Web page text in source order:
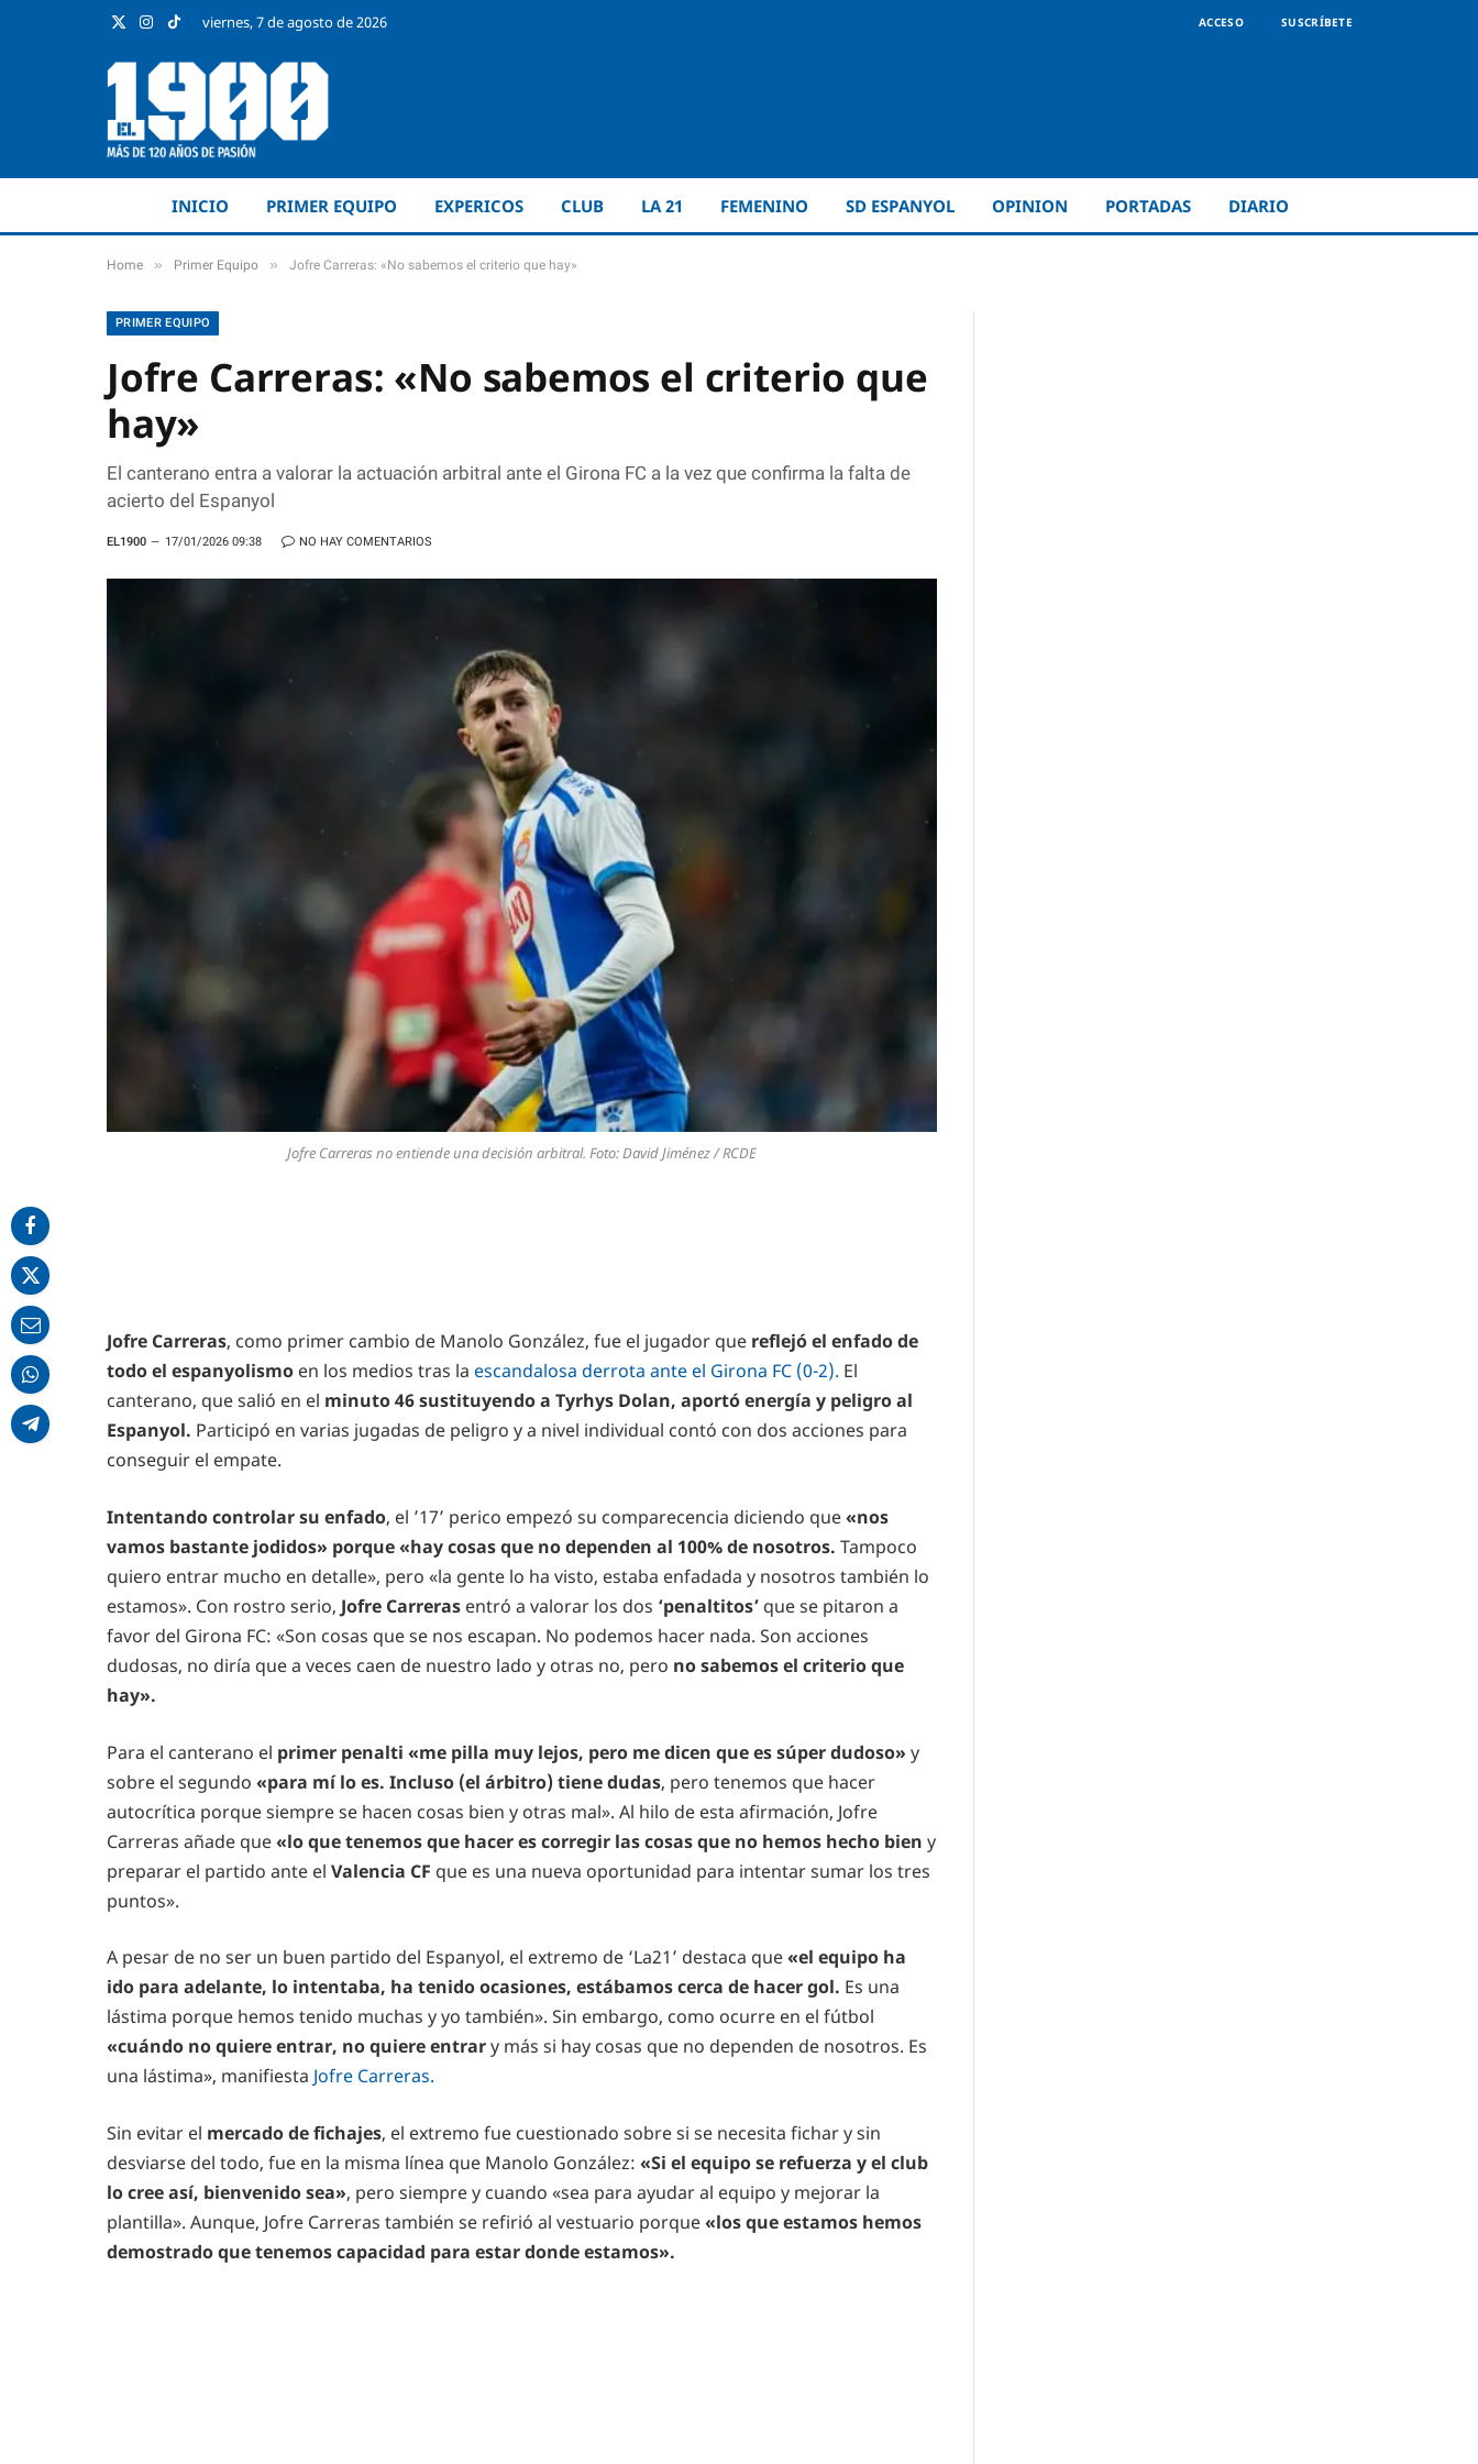
X
Instagram
TikTokviernes, 7 de agosto de 2026 ACCESO SUSCRÍBETE
INICIO PRIMER EQUIPO EXPERICOS CLUB LA 21 FEMENINO SD ESPANYOL OPINION PORTADAS DIARIO
Home » Primer Equipo » Jofre Carreras: «No sabemos el criterio que hay»
PRIMER EQUIPO
Jofre Carreras: «No sabemos el criterio que
hay»
El canterano entra a valorar la actuación arbitral ante el Girona FC a la vez que confirma la falta de
acierto del Espanyol
EL1900 17/01/2026 09:38 NO HAY COMENTARIOS
Jofre Carreras no entiende una decisión arbitral. Foto: David Jiménez / RCDE
Jofre Carreras, como primer cambio de Manolo González, fue el jugador que reflejó el enfado de
todo el espanyolismo en los medios tras la escandalosa derrota ante el Girona FC (0-2). El
canterano, que salió en el minuto 46 sustituyendo a Tyrhys Dolan, aportó energía y peligro al
Espanyol. Participó en varias jugadas de peligro y a nivel individual contó con dos acciones para
conseguir el empate.
Intentando controlar su enfado, el ’17’ perico empezó su comparecencia diciendo que«nos
vamos bastante jodidos» porque «hay cosas que no dependen al 100% de nosotros. Tampoco
quiero entrar mucho en detalle», pero «la gente lo ha visto, estaba enfadada y nosotros también lo
estamos». Con rostro serio, Jofre Carreras entró a valorar los dos ‘penaltitos’ que se pitaron a
favor del Girona FC: «Son cosas que se nos escapan. No podemos hacer nada. Son acciones
dudosas, no diría que a veces caen de nuestro lado y otras no, pero no sabemos el criterio que
hay».
Para el canterano el primer penalti «me pilla muy lejos, pero me dicen que es súper dudoso» y
sobre el segundo «para mí lo es. Incluso (el árbitro) tiene dudas, pero tenemos que hacer
autocrítica porque siempre se hacen cosas bien y otras mal». Al hilo de esta afirmación, Jofre
Carreras añade que«lo que tenemos que hacer es corregir las cosas que no hemos hecho bien y
preparar el partido ante el Valencia CF que es una nueva oportunidad para intentar sumar los tres
puntos».
A pesar de no ser un buen partido del Espanyol, el extremo de ‘La21’ destaca que«el equipo ha
ido para adelante, lo intentaba, ha tenido ocasiones, estábamos cerca de hacer gol. Es una
lástima porque hemos tenido muchas y yo también». Sin embargo, como ocurre en el fútbol
«cuándo no quiere entrar, no quiere entrary más si hay cosas que no dependen de nosotros. Es
una lástima», manifiesta Jofre Carreras.
Sin evitar el mercado de fichajes, el extremo fue cuestionado sobre si se necesita fichar y sin
desviarse del todo, fue en la misma línea que Manolo González: «Si el equipo se refuerza y el club
lo cree así, bienvenido sea», pero siempre y cuando «sea para ayudar al equipo y mejorar la
plantilla». Aunque, Jofre Carreras también se refirió al vestuario porque«los que estamos hemos
demostrado que tenemos capacidad para estar donde estamos».